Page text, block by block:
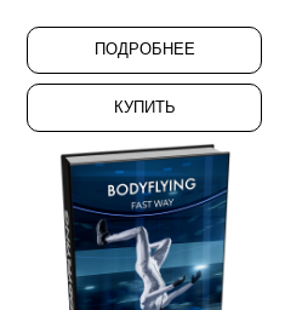
ПОДРОБНЕЕ
КУПИТЬ